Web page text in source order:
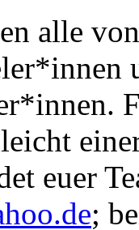
alle
euer
;